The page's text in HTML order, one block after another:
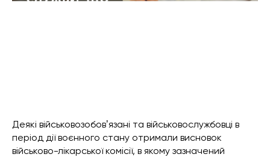
Деякі військовозобовʼязані та військовослужбовці в
період дії воєнного стану отримали висновок
військово-лікарської комісії, в якому зазначений